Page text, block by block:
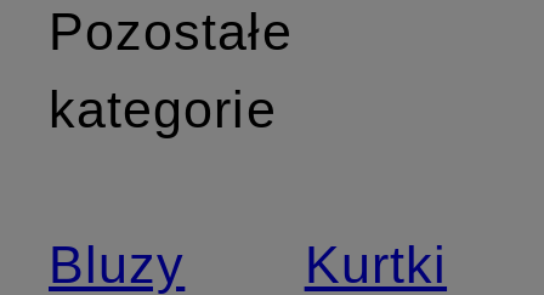
Pozostałe
kategorie
Bluzy
Kurtki